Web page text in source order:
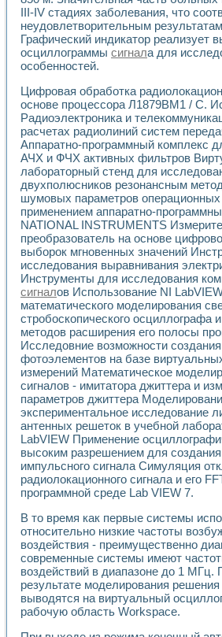
Виртуальные практикумы по
Из опыта внедрения в рамках
Исследование
Опыт разработки LabVIEW
Проблемы повышения
Разработка виртуальной
Усовершенствованные
Об опыте работы учебного
Технологии NI в
Система диагностики
Автоматизированный стенд
Лабораторный практикум по
Партнеры
Академические и отраслевые
Учебные заведения
Бизнес
Контакты
III-IV стадиях заболевания, что
неудовлетворительным
Графический индикатор реализует
осциллограммы сигнала для
особенностей.
Цифровая обработка
основе процессора Л1879ВМ1 / С.
Радиоэлектроника и
расчетах радиолиний систем
Аппаратно-программный комплекс
АЧХ и ФЧХ активных фильтров
лабораторный стенд для
двухполюсников резонансным
шумовых параметров операционных
применением аппаратно-
NATIONAL INSTRUMENTS
преобразователь на основе
выборок мгновенных значений
исследования выравнивания
Инструменты для исследования
сигналов Использование NI
математического моделирования
стробоскопического осциллографа
методов расширения его полосы
Исследовние возможности
фотоэлементов на базе
измерений Математическое
сигналов - имитатора джиттера и
параметров джиттера
экспериментальное исследование
антенных решеток в учебной
LabVIEW Применение
высоким разрешением для
импульсного сигнала Симуляция
радиолокационного сигнала и его
программной среде Lab VIEW 7.
В то время как первые системы
относительно низкие частоты
воздействия - преимущественно
современные системы имеют
воздействий в диапазоне до 1 МГц.
результате моделирования
выводятся на виртуальный
рабочую область Workspace.